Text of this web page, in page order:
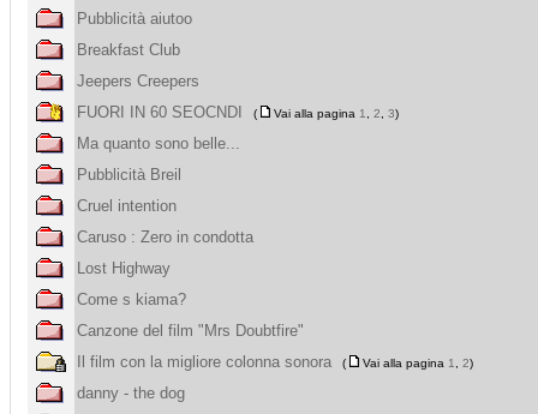
Pubblicità aiutoo
Breakfast Club
Jeepers Creepers
FUORI IN 60 SEOCNDI
( Vai alla pagina 1 2 3)
Ma quanto sono belle...
Pubblicità Breil
Cruel intention
Caruso : Zero in condotta
Lost Highway
Come s kiama?
Canzone del film "Mrs Doubtfire"
Il film con la migliore colonna sonora
( Vai alla pagina 1 2)
danny - the dog